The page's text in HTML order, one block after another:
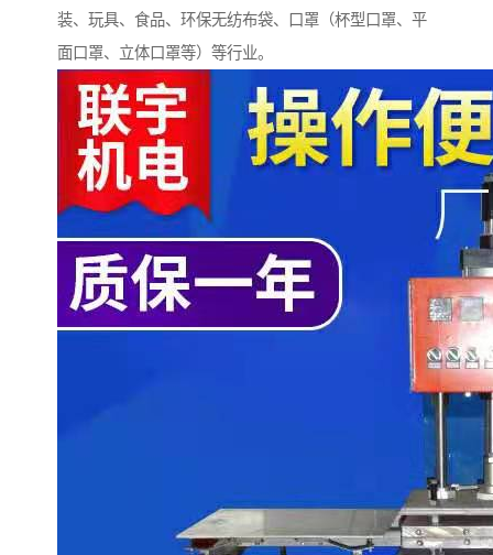
装、玩具、食品、环保无纺布袋、口罩（杯型口罩、平
面口罩、立体口罩等）等行业。